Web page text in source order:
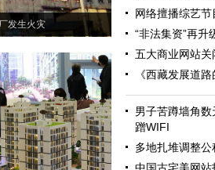
发生火灾
网络擅播综艺
“非法集资”再升
五大商业网站
《西藏发展道
男子苦蹲墙角
蹭WIFI
多地扎堆调整